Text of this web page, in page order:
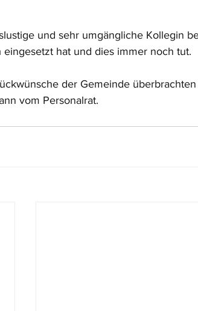
und sehr umgängliche Kollegin
hat und dies immer noch tut.
der Gemeinde
vom Personalrat.